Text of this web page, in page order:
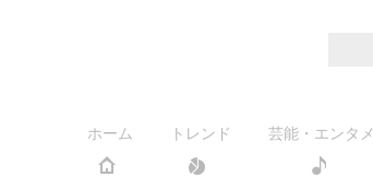
ホーム トレンド 芸能・エンタメ